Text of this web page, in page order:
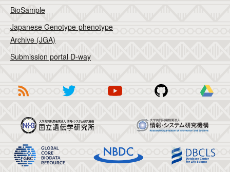
BioSample
Japanese Genotype-phenotype
Archive (JGA)
Submission portal D-way